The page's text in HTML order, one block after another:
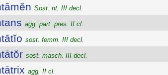
Sost. nt. III decl.
agg. part. pres. II cl.
sost. femm. III decl.
sost. masch. III decl.
agg. II cl.